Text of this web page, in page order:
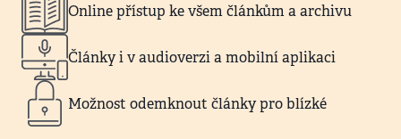
Online přístup ke všem článkům a archivu
Články i v audioverzi a mobilní aplikaci
Možnost odemknout články pro blízké